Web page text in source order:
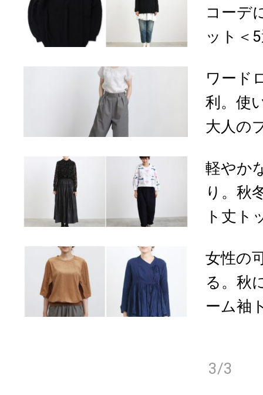
コーデ
ット＜
ワード
利。使
大人の
軽やか
り。秋
ト丈ト
女性の
る。秋
ーム袖
3/3